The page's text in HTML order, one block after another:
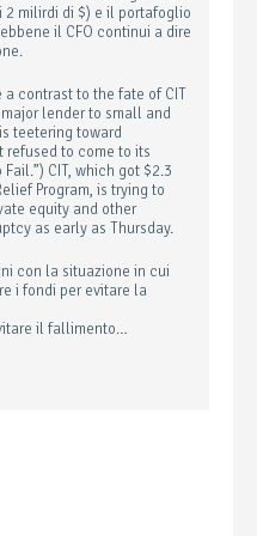
milirdi di $) e il portafoglio
il CFO continui a dire
contrast to the fate of CIT
lender to small and
teetering toward
refused to come to its
Fail.”) CIT, which got $2.3
Program, is trying to
equity and other
as early as Thursday.
con la situazione in cui
i fondi per evitare la
il fallimento…